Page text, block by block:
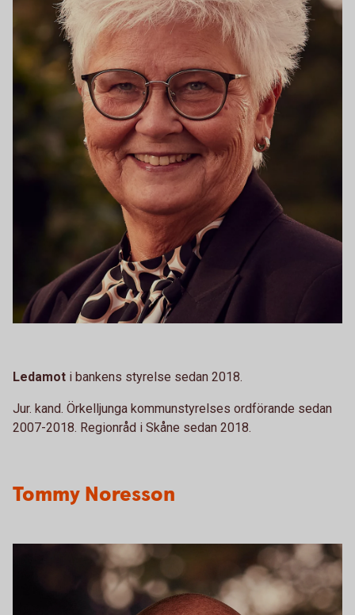
Ledamot i bankens styrelse sedan 2018.
Jur. kand. Örkelljunga kommunstyrelses ordförande sedan
2007-2018. Regionråd i Skåne sedan 2018.
Tommy Noresson